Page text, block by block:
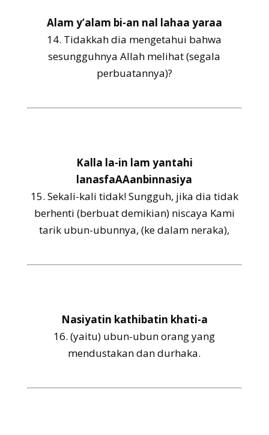
Alam y’alam bi-an nal lahaa yaraa
14. Tidakkah dia mengetahui bahwa
sesungguhnya Allah melihat (segala
perbuatannya)?
Kalla la-in lam yantahi
lanasfaAAanbinnasiya
15. Sekali-kali tidak! Sungguh, jika dia tidak
berhenti (berbuat demikian) niscaya Kami
tarik ubun-ubunnya, (ke dalam neraka),
Nasiyatin kathibatin khati-a
16. (yaitu) ubun-ubun orang yang
mendustakan dan durhaka.